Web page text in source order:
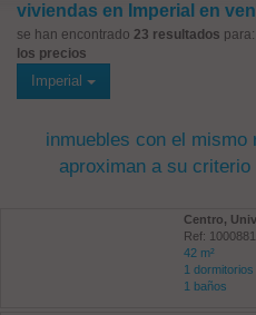
viviendas en Imperial en
se han encontrado 23 resultados para:
los precios
Imperial
inmuebles con el mismo
aproximan a su
Centro,
Ref:
42 m²
1 dormitorios
1 baños